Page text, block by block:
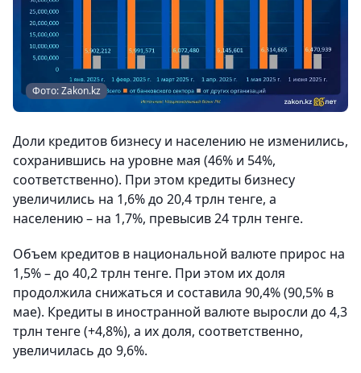
Фото: Zakon.kz
Доли кредитов бизнесу и населению не изменились,
сохранившись на уровне мая (46% и 54%,
соответственно). При этом кредиты бизнесу
увеличились на 1,6% до 20,4 трлн тенге, а
населению – на 1,7%, превысив 24 трлн тенге.
Объем кредитов в национальной валюте прирос на
1,5% – до 40,2 трлн тенге. При этом их доля
продолжила снижаться и составила 90,4% (90,5% в
мае). Кредиты в иностранной валюте выросли до 4,3
трлн тенге (+4,8%), а их доля, соответственно,
увеличилась до 9,6%.